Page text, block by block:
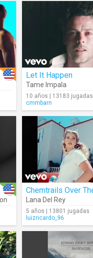
Let It Happen
Tame Impala
10 años | 13183 jugadas
cmmbarn
Lana Del Rey
5 años | 13801 jugadas
luizricardo_96